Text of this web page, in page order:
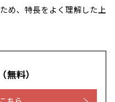
め、特長をよく理解した上
無料）